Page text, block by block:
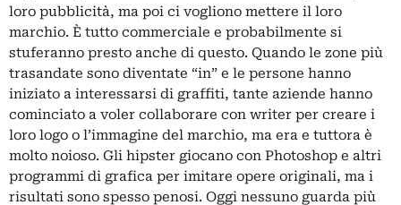
loro pubblicità, ma poi ci vogliono mettere il loro
marchio. È tutto commerciale e probabilmente si
stuferanno presto anche di questo. Quando le zone più
trasandate sono diventate “in” e le persone hanno
iniziato a interessarsi di graffiti, tante aziende hanno
cominciato a voler collaborare con writer per creare i
loro logo o l’immagine del marchio, ma era e tuttora è
molto noioso. Gli hipster giocano con Photoshop e altri
programmi di grafica per imitare opere originali, ma i
risultati sono spesso penosi. Oggi nessuno guarda più